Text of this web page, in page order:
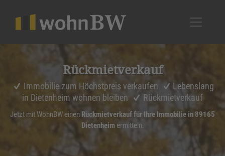
Rückmiet­ver­kauf
Immobilie zum Höchstpreis verkaufen
Lebenslang
in Dietenheim wohnen bleiben
Rückmietverkauf
Jetzt mit WohnBW einen Rückmietverkauf für Ihre Immobilie in 89165
Dietenheim ermitteln.